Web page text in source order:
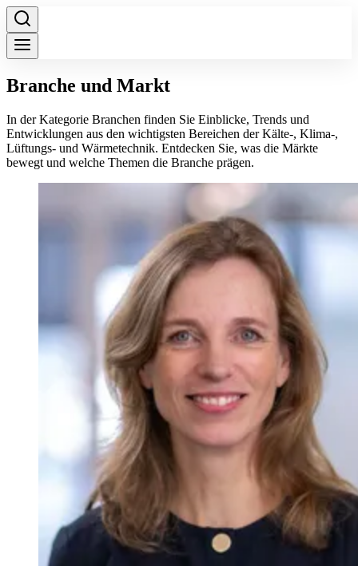
Branche und Markt
In der Kategorie Branchen finden Sie Einblicke, Trends und
Entwicklungen aus den wichtigsten Bereichen der Kälte-, Klima-,
Lüftungs- und Wärmetechnik. Entdecken Sie, was die Märkte
bewegt und welche Themen die Branche prägen.